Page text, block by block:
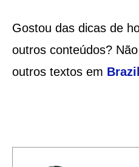
Gostou das dicas de
outros conteúdos?
outros textos em